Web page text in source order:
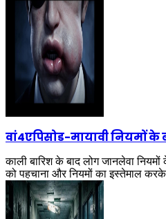
वां4एपिसोड-मायावी नियमों
काली बारिश के बाद लोग जानलेवा
को पहचाना और नियमों का इस्तेमाल